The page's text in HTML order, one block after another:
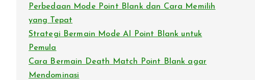
Perbedaan Mode Point Blank dan Cara Memilih
yang Tepat
Strategi Bermain Mode AI Point Blank untuk
Pemula
Cara Bermain Death Match Point Blank agar
Mendominasi